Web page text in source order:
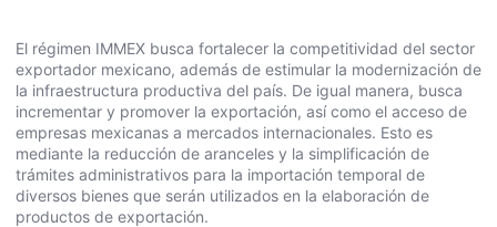
El régimen IMMEX busca fortalecer la competitividad del sector
exportador mexicano, además de estimular la modernización de
la infraestructura productiva del país. De igual manera, busca
incrementar y promover la exportación, así como el acceso de
empresas mexicanas a mercados internacionales. Esto es
mediante la reducción de aranceles y la simplificación de
trámites administrativos para la importación temporal de
diversos bienes que serán utilizados en la elaboración de
productos de exportación.